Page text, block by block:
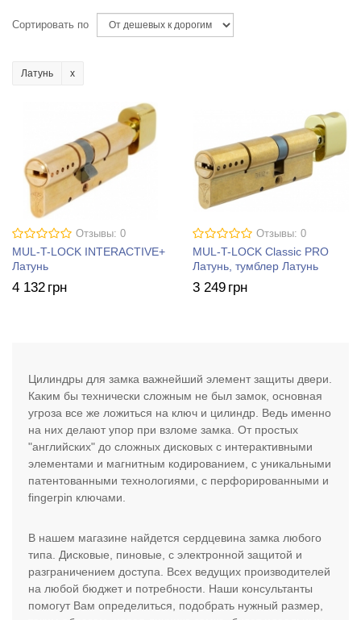
Сортировать по
Латунь
Отзывы: 0
MUL-T-LOCK INTERACTIVE+
Латунь
4 132 грн
Отзывы: 0
MUL-T-LOCK Classic PRO
Латунь, тумблер Латунь
3 249 грн
Цилиндры для замка важнейший элемент защиты двери.
Каким бы технически сложным не был замок, основная
угроза все же ложиться на ключ и цилиндр. Ведь именно
на них делают упор при взломе замка. От простых
"английских" до сложных дисковых с интерактивными
элементами и магнитным кодированием, с уникальными
патентованными технологиями, с перфорированными и
fingerpin ключами.
В нашем магазине найдется сердцевина замка любого
типа. Дисковые, пиновые, с электронной защитой и
разграничением доступа. Всех ведущих производителей
на любой бюджет и потребности. Наши консультанты
помогут Вам определиться, подобрать нужный размер,